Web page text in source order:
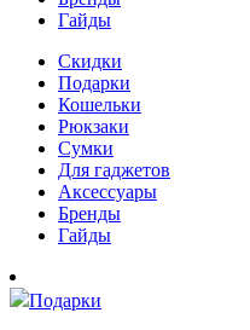
Гайды
Скидки
Подарки
Кошельки
Рюкзаки
Сумки
Для гаджетов
Аксессуары
Бренды
Гайды
Подарки